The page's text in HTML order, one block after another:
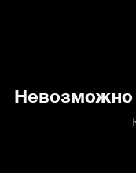
Невозможно